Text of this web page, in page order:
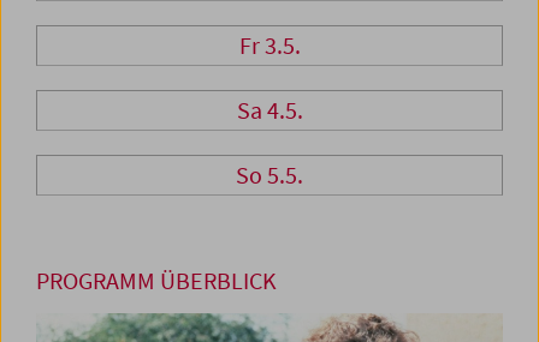
Fr 3.5.
Sa 4.5.
So 5.5.
PROGRAMM ÜBERBLICK